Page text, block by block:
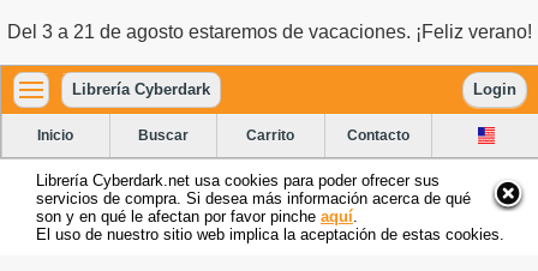
Del 3 a 21 de agosto estaremos de vacaciones. ¡Feliz verano!
Librería Cyberdark Login
Inicio Buscar Carrito Contacto
Librería Cyberdark.net usa cookies para poder ofrecer sus
servicios de compra. Si desea más información acerca de qué
son y en qué le afectan por favor pinche aquí
El uso de nuestro sitio web implica la aceptación de estas cookies.